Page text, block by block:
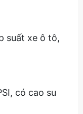
suất xe ô tô,
có cao su